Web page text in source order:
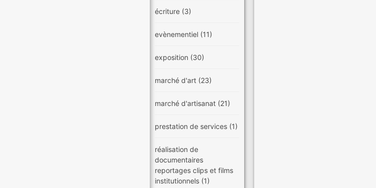
écriture (3)
evènementiel (11)
exposition (30)
marché d'art (23)
marché d'artisanat (21)
prestation de services (1)
réalisation de
documentaires
reportages clips et films
institutionnels (1)